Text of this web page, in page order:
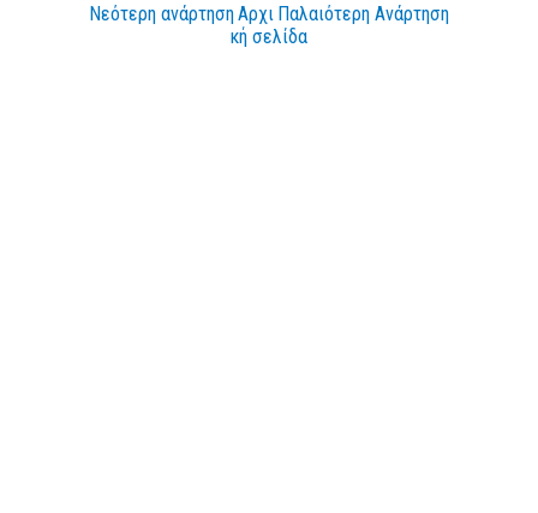
Νεότερη ανάρτηση Παλαιότερη Ανάρτηση
Αρχι
κή σελίδα